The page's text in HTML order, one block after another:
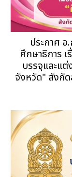
ประกาศ
ศึกษาธิการ เ
บรรจุและแ
จังหวัด" สังกั